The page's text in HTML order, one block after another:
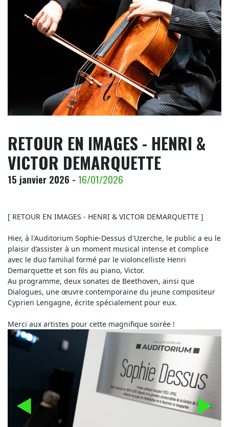
RETOUR EN IMAGES - HENRI &
VICTOR DEMARQUETTE
15 janvier 2026 - 16/01/2026
[ RETOUR EN IMAGES - HENRI & VICTOR DEMARQUETTE ]
Hier, à l'Auditorium Sophie-Dessus d'Uzerche, le public a eu le
plaisir d’assister à un moment musical intense et complice
avec le duo familial formé par le violoncelliste Henri
Demarquette et son fils au piano, Victor.
Au programme, deux sonates de Beethoven, ainsi que
Dialogues, une œuvre contemporaine du jeune compositeur
Cyprien Lengagne, écrite spécialement pour eux.
Merci aux artistes pour cette magnifique soirée !